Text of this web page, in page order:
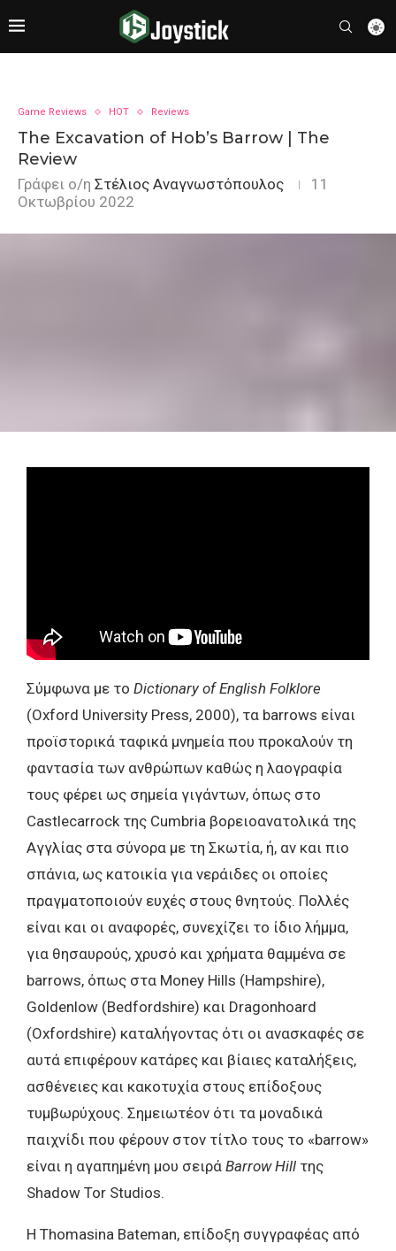
Game Reviews HOT Reviews
The Excavation of Hob’s Barrow | The
Review
Γράφει ο/η Στέλιος Αναγνωστόπουλος
11
Οκτωβρίου 2022
Σύμφωνα με το Dictionary of English Folklore
(Oxford University Press, 2000), τα barrows είναι
προϊστορικά ταφικά μνημεία που προκαλούν τη
φαντασία των ανθρώπων καθώς η λαογραφία
τους φέρει ως σημεία γιγάντων, όπως στο
Castlecarrock της Cumbria βορειοανατολικά της
Αγγλίας στα σύνορα με τη Σκωτία, ή, αν και πιο
σπάνια, ως κατοικία για νεράιδες οι οποίες
πραγματοποιούν ευχές στους θνητούς. Πολλές
είναι και οι αναφορές, συνεχίζει το ίδιο λήμμα,
για θησαυρούς, χρυσό και χρήματα θαμμένα σε
barrows, όπως στα Money Hills (Hampshire),
Goldenlow (Bedfordshire) και Dragonhoard
(Oxfordshire) καταλήγοντας ότι οι ανασκαφές σε
αυτά επιφέρουν κατάρες και βίαιες καταλήξεις,
ασθένειες και κακοτυχία στους επίδοξους
τυμβωρύχους. Σημειωτέον ότι τα μοναδικά
παιχνίδι που φέρουν στον τίτλο τους το «barrow»
είναι η αγαπημένη μου σειρά Barrow Hill της
Shadow Tor Studios.
Η Thomasina Bateman, επίδοξη συγγραφέας από